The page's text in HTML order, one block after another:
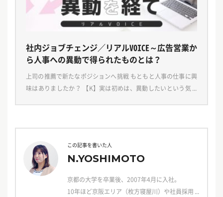
社内ジョブチェンジ／リアルVOICE～広告営業か
ら人事への異動で得られたものとは？
上司の推薦で新たなポジションへ挑戦 もともと人事の仕事に興
味はありましたか？ 【K】実は初めは、異動したいという気持
この記事を書いた人
N.YOSHIMOTO
京都の大学を卒業後、2007年4月に入社。
10年ほど京阪エリア（枚方寝屋川）や社員採用強